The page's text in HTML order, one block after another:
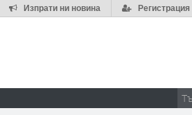
Регистрация
Изпрати ни новина